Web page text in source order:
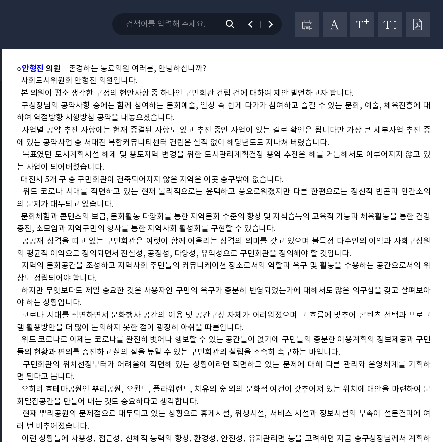
구민의 대표로서 인사드릴 수 있게 해주셔서 감사합니다.
○안형진 의원 존경하는 동료의원 여러분, 안녕하십니까?
사회도시위원회 안형진 의원입니다.
본 의원이 평소 생각한 구정의 현안사항 중 하나인 구민회관 건립 건에 대하여 제안 발언하고자 합니다.
구청장님의 공약사항 중에는 함께 참여하는 문화예술, 일상 속 쉽게 다가가 참여하고 즐길 수 있는 문화, 예술, 체육진흥에 대
하여 역점방향 시행방침 공약을 내놓으셨습니다.
사업별 공약 추진 사항에는 현재 종결된 사항도 있고 추진 중인 사업이 있는 걸로 확인은 됩니다만 가장 큰 세부사업 추진 중
에 있는 공약사업 중 서대전 복합커뮤니티센터 건립은 실적 없이 해당년도도 지나쳐 버렸습니다.
목표였던 도시계획시설 해제 및 용도지역 변경을 위한 도시관리계획결정 용역 추진은 해를 거듭해서도 이루어지지 않고 있
는 사업이 되어버렸습니다.
대전시 5개 구 중 구민회관이 건축되어지지 않은 지역은 이곳 중구밖에 없습니다.
위드 코로나 시대를 직면하고 있는 현재 물리적으로는 윤택하고 풍요로워졌지만 다른 한편으로는 정신적 빈곤과 인간소외
의 문제가 대두되고 있습니다.
문화체험과 콘텐츠의 보급, 문화활동 다양화를 통한 지역문화 수준의 향상 및 지식습득의 교육적 기능과 체육활동을 통한 건강
증진, 소모임과 지역구민의 행사를 통한 지역사회 활성화를 구현할 수 있습니다.
공공재 성격을 띠고 있는 구민회관은 여럿이 함께 어울리는 성격의 의미를 갖고 있으며 불특정 다수인의 이익과 사회구성원
의 평균적 이익으로 정의되면서 진실성, 공정성, 다양성, 유익성으로 구민회관을 정의해야 할 것입니다.
지역의 문화공간을 조성하고 지역사회 주민들의 커뮤니케이션 장소로서의 역할과 욕구 및 활동을 수용하는 공간으로서의 위
상도 정립되어야 합니다.
하지만 무엇보다도 제일 중요한 것은 사용자인 구민의 욕구가 충분히 반영되었는가에 대해서도 많은 의구심을 갖고 살펴보아
야 하는 상황입니다.
코로나 시대를 직면하면서 문화행사 공간의 이용 및 공간구성 자체가 어려워졌으며 그 흐름에 맞추어 콘텐츠 선택과 프로그
램 활용방안을 더 많이 논의하지 못한 점이 굉장히 아쉬울 따름입니다.
위드 코로나로 이제는 코로나를 완전히 벗어나 행보할 수 있는 공간들이 없기에 구민들의 충분한 이용계획의 정보제공과 구민
들의 현황과 편의를 증진하고 삶의 질을 높일 수 있는 구민회관의 설립을 조속히 촉구하는 바입니다.
구민회관의 위치선정부터가 어려움에 직면해 있는 상황이라면 직면하고 있는 문제에 대해 다른 관리와 운영체계를 기획하
면 된다고 봅니다.
오히려 효테마공원인 뿌리공원, 오월드, 플라워랜드, 치유의 숲 외의 문화적 여건이 갖추어져 있는 위치에 대안을 마련하여 문
화밀집공간을 만들어 내는 것도 중요하다고 생각합니다.
현재 뿌리공원의 문제점으로 대두되고 있는 상황으로 휴게시설, 위생시설, 서비스 시설과 정보시설의 부족이 설문결과에 여
러 번 비추어졌습니다.
이런 상황들에 사용성, 접근성, 신체적 능력의 향상, 환경성, 안전성, 유지관리면 등을 고려하면 지금 중구청장님께서 계획하